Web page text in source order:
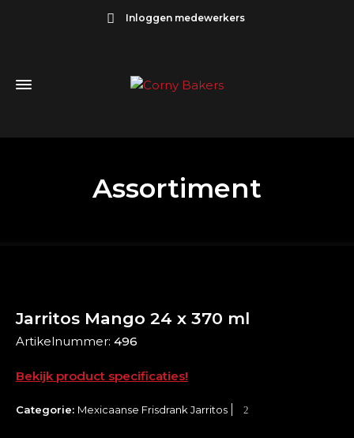
Inloggen medewerkers
Assortiment
Jarritos Mango 24 x 370 ml
Artikelnummer: 496
Bekijk product specificaties!
Categorie: Mexicaanse Frisdrank Jarritos